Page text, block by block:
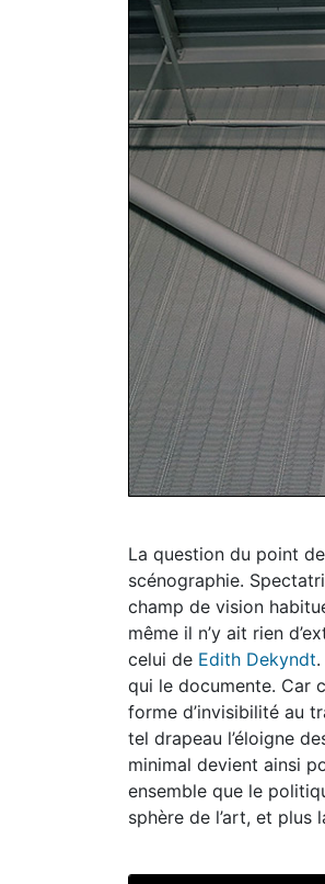
La question du point
scénographie.
champ de vision
même il n’y ait rien
celui de Edith Dekyndt
qui le documente. Car
forme d’invisibilité au
tel drapeau l’éloigne
minimal devient ainsi
ensemble que le
sphère de l’art, et plus